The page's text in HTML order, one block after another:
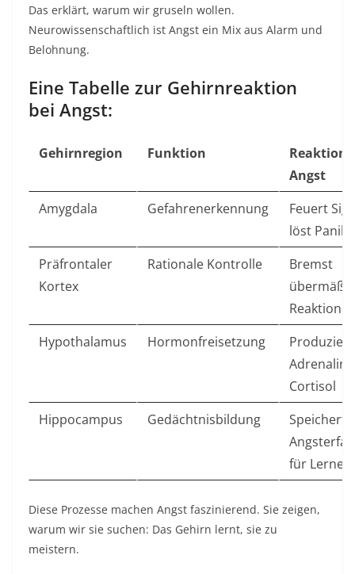
Das erklärt, warum wir gruseln wollen.
Neurowissenschaftlich ist Angst ein Mix aus Alarm und
Belohnung.​
Eine Tabelle zur Gehirnreaktion
bei Angst:
Gehirnregion Funktion
Reaktion
Angst
Amygdala
Gefahrenerkennung
Feuert
löst Panik
Präfrontaler
Kortex
Rationale Kontrolle
Bremst
Hypothalamus
Hormonfreisetzung
Produziert
Adrenalin
Cortisol ​
Hippocampus
Gedächtnisbildung
Speichert
für Lernen ​
Diese Prozesse machen Angst faszinierend. Sie zeigen,
warum wir sie suchen: Das Gehirn lernt, sie zu
meistern.​